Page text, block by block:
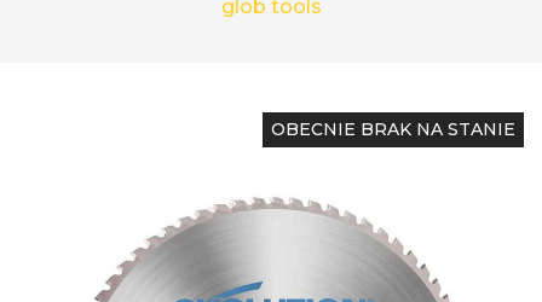
glob tools
OBECNIE BRAK NA STANIE